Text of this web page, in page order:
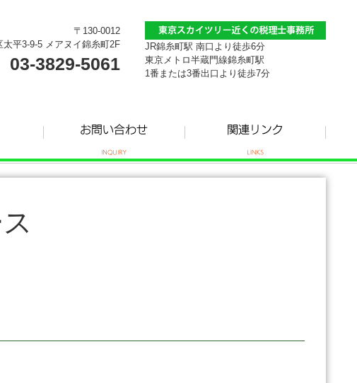
〒130-0012
太平3-9-5 メアヌイ錦糸町2F
03-3829-5061
JR錦糸町駅 南口より徒歩6分
東京メトロ半蔵門線錦糸町駅
1番または3番出口より徒歩7分